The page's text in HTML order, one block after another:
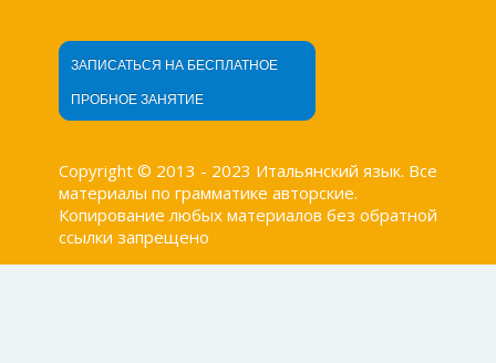
ЗАПИСАТЬСЯ НА БЕСПЛАТНОЕ
ПРОБНОЕ ЗАНЯТИЕ
Copyright © 2013 - 2023 Итальянский язык. Все
материалы по грамматике авторские.
Копирование любых материалов без обратной
ссылки запрещено